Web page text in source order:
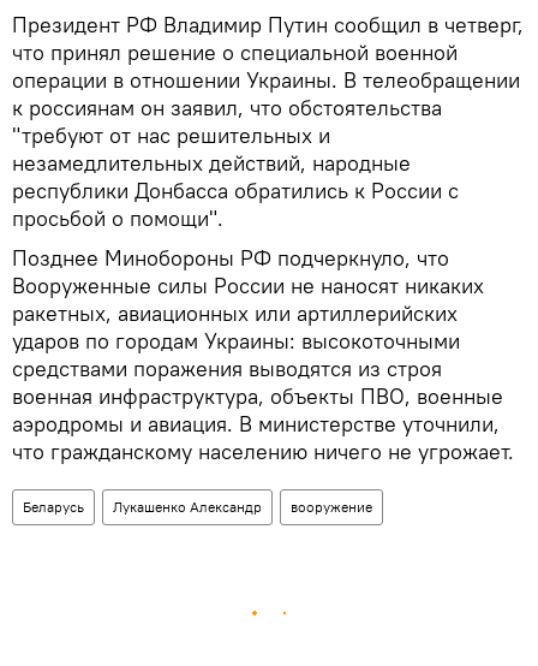
Президент РФ Владимир Путин сообщил в четверг,
что принял решение о специальной военной
операции в отношении Украины. В телеобращении
к россиянам он заявил, что обстоятельства
"требуют от нас решительных и
незамедлительных действий, народные
республики Донбасса обратились к России с
просьбой о помощи".
Позднее Минобороны РФ подчеркнуло, что
Вооруженные силы России не наносят никаких
ракетных, авиационных или артиллерийских
ударов по городам Украины: высокоточными
средствами поражения выводятся из строя
военная инфраструктура, объекты ПВО, военные
аэродромы и авиация. В министерстве уточнили,
что гражданскому населению ничего не угрожает.
Беларусь Лукашенко Александр вооружение